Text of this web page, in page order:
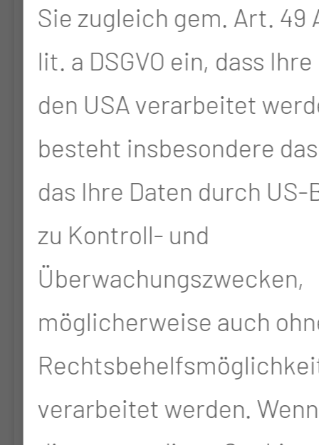
ISO­SA­VE
Prospektive,
randomisierte,
kontrollierte
Untersuchung zur Frage
des Zusatznutzens einer
Ösophagus-
Temperatursonde mit
isolierten Meßelementen
während der
Katheterbehandlung des
Sie zugleich gem. Art. 49
lit. a DSGVO ein, dass
den USA verarbeitet
besteht insbesondere
das Ihre Daten durch US-
zu Kontroll- und
Überwachungszwecken,
möglicherweise auch
verarbeitet werden.